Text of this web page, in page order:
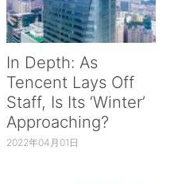
In Depth: As
Tencent Lays Off
Staff, Is Its ‘Winter’
Approaching?
2022年04月01日